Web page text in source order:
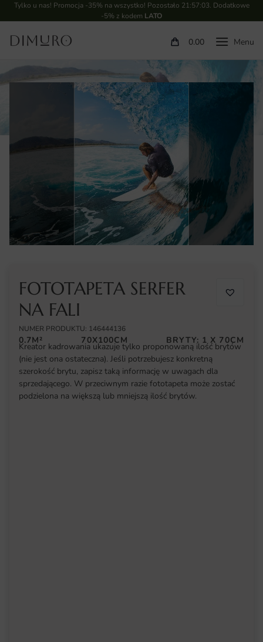
Tylko u nas! Promocja -35% na wszystko! Pozostało 21:57:02. Dodatkowe
-5% z kodem LATO
0.00
FOTOTAPETA SERFER
NA FALI
NUMER PRODUKTU: 146444136
0.7M² 70X100CM BRYTY: 1 X 70CM
Kreator kadrowania ukazuje tylko proponowaną ilość brytów
(nie jest ona ostateczna). Jeśli potrzebujesz konkretną
szerokość brytu, zapisz taką informację w uwagach dla
sprzedającego. W przeciwnym razie fototapeta może zostać
podzielona na większą lub mniejszą ilość brytów.